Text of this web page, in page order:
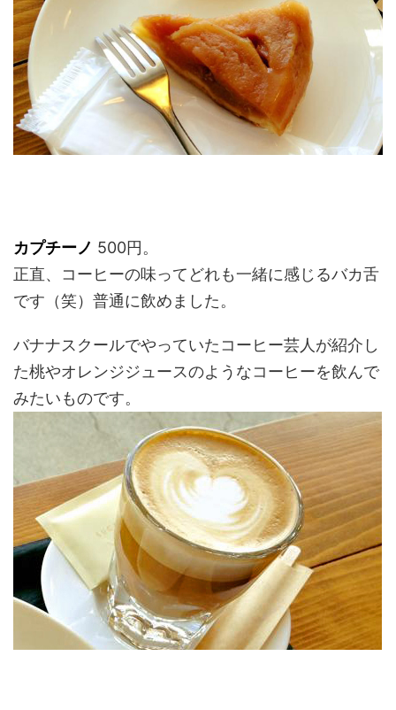
カプチーノ 500円。
正直、コーヒーの味ってどれも一緒に感じるバカ舌
です（笑）普通に飲めました。
バナナスクールでやっていたコーヒー芸人が紹介し
た桃やオレンジジュースのようなコーヒーを飲んで
みたいものです。